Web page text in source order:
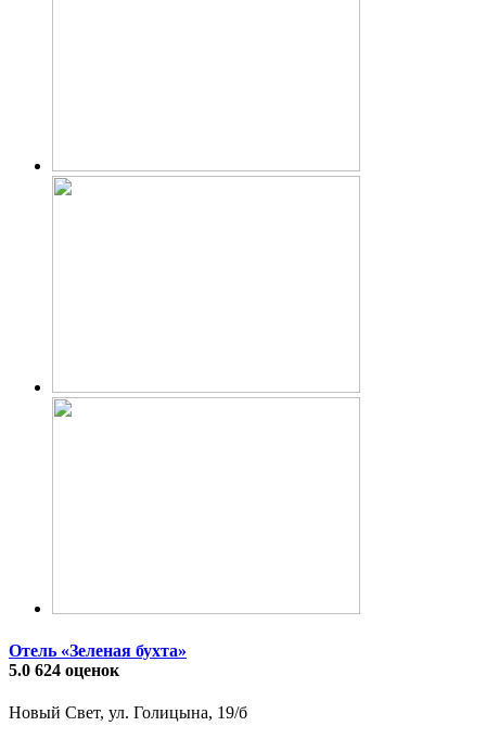
Отель «Зеленая бухта»
5.0 624 оценок
Новый Свет, ул. Голицына, 19/б